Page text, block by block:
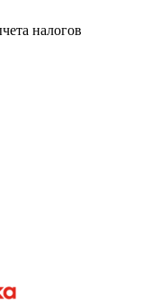
налогов